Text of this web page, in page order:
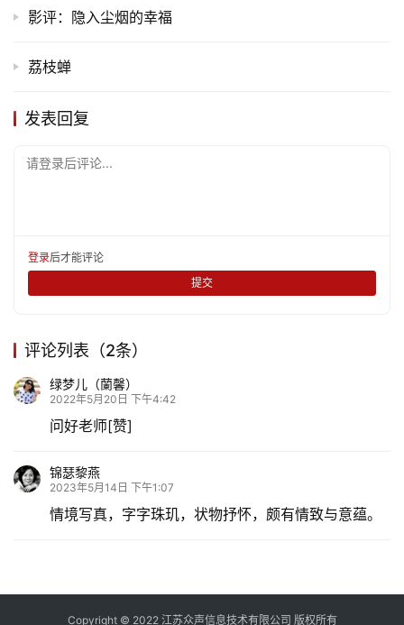
题
更
影评：隐入尘烟的幸福
荔枝蝉
发表回复
请登录后评论...
登录后才能评论
提交
评论列表（2条）
绿梦儿（蘭馨）
2022年5月20日 下午4:42
问好老师[赞]
锦瑟黎燕
2023年5月14日 下午1:07
情境写真，字字珠玑，状物抒怀，颇有情致与意蕴。
Copyright © 2022 江苏众声信息技术有限公司 版权所有